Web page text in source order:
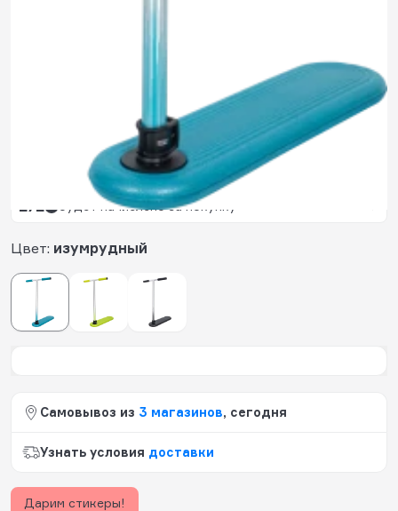
Цвет: изумрудный
6 190 ₽
Нет отзывов
272 будет начислено за покупку
Самовывоз из 3 магазинов, сегодня
Узнать условия доставки
Дарим стикеры!